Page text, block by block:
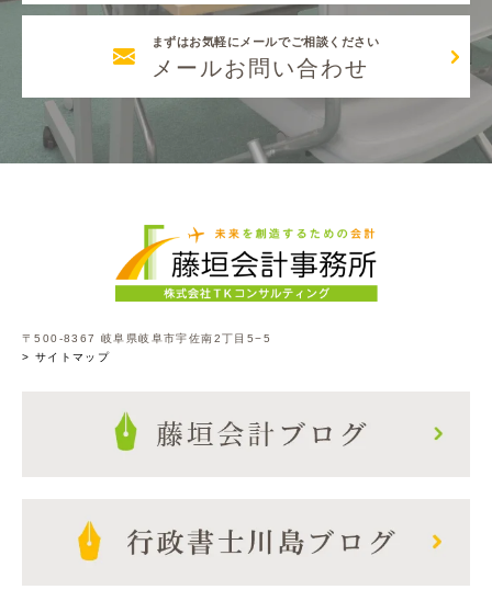
まずはお気軽にメールでご相談ください
メールお問い合わせ
〒500-8367 岐阜県岐阜市宇佐南2丁目5−5
> サイトマップ